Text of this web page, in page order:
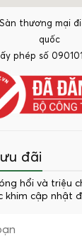
thương mại
quốc
phép số
đãi
hổi và triệu
khim cập nhật